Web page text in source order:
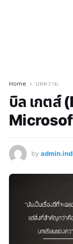
Home บทความ
บิล เกตส์
by